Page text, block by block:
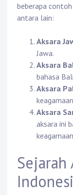
beberapa
antara lain:
Aksara
Jawa.
Aksara
bahasa
Aksara
Aksara
aksara ini
Sejarah